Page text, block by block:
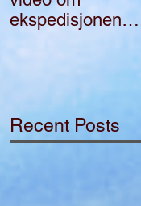
ekspedisjonen
Recent Posts